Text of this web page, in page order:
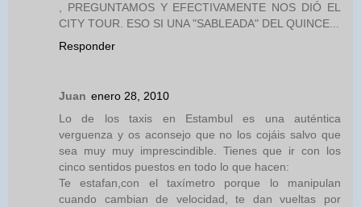
, PREGUNTAMOS Y EFECTIVAMENTE NOS DIÓ EL
CITY TOUR. ESO SI UNA "SABLEADA" DEL QUINCE...
Responder
Juan enero 28, 2010
Lo de los taxis en Estambul es una auténtica
verguenza y os aconsejo que no los cojáis salvo que
sea muy muy imprescindible. Tienes que ir con los
cinco sentidos puestos en todo lo que hacen:
Te estafan,con el taxímetro porque lo manipulan
cuando cambian de velocidad, te dan vueltas por